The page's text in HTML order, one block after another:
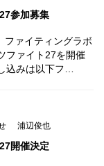
参加募集
ァイティングラボ
ファイト27を開催
込みは以下フ…
浦辺俊也
開催決定